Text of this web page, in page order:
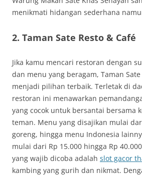
menikmati hidangan sederhana
2. Taman Sate Resto & Café
Jika kamu mencari restoran dengan
dan menu yang beragam, Taman Sate
menjadi pilihan terbaik. Terletak di
restoran ini menawarkan
yang cocok untuk bersantai bersama
teman. Menu yang disajikan mulai
goreng, hingga menu Indonesia
mulai dari Rp 15.000 hingga Rp
yang wajib dicoba adalah slot gacor
kambing yang gurih dan nikmat.